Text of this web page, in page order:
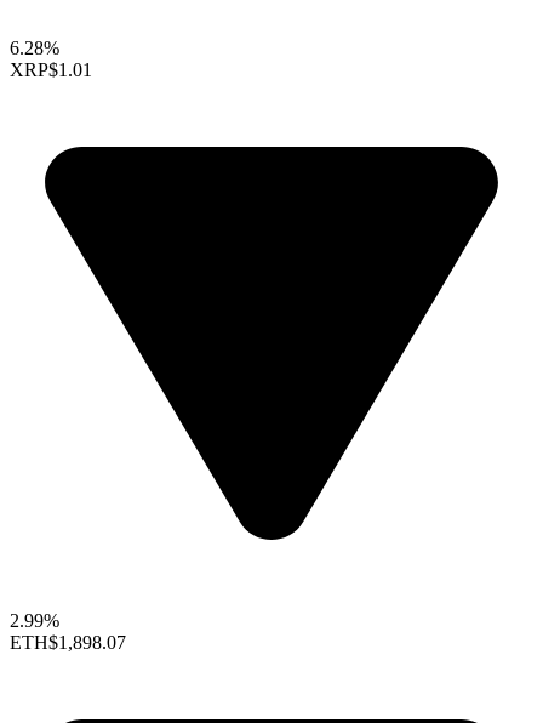
6.28%
XRP$1.01
2.99%
ETH$1,898.07